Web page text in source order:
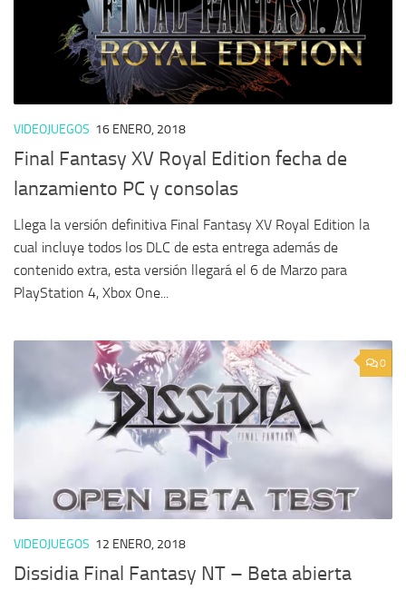
VIDEOJUEGOS 16 ENERO, 2018
Final Fantasy XV Royal Edition fecha de
lanzamiento PC y consolas
Llega la versión definitiva Final Fantasy XV Royal Edition la
cual incluye todos los DLC de esta entrega además de
contenido extra, esta versión llegará el 6 de Marzo para
PlayStation 4, Xbox One...
0
VIDEOJUEGOS 12 ENERO, 2018
Dissidia Final Fantasy NT – Beta abierta